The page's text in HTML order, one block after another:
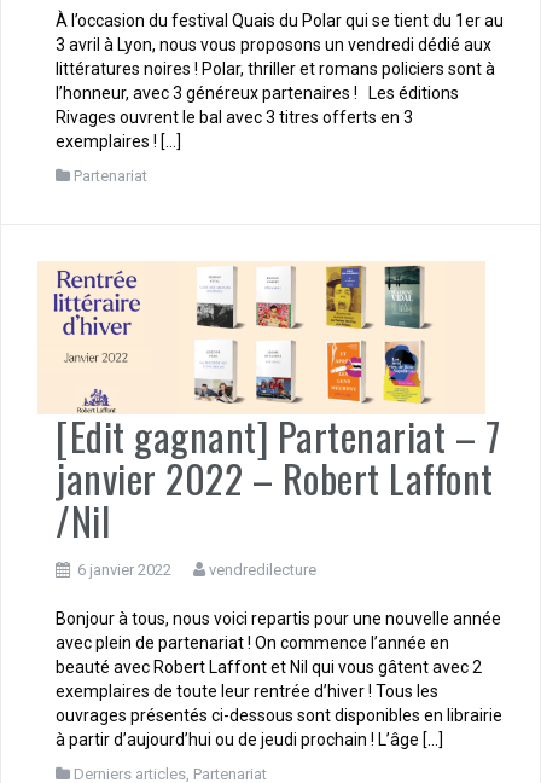
À l’occasion du festival Quais du Polar qui se tient du 1er au
3 avril à Lyon, nous vous proposons un vendredi dédié aux
littératures noires ! Polar, thriller et romans policiers sont à
l’honneur, avec 3 généreux partenaires ! Les éditions
Rivages ouvrent le bal avec 3 titres offerts en 3
exemplaires ! […]
Partenariat
[Edit gagnant] Partenariat – 7
janvier 2022 – Robert Laffont
/Nil
6 janvier 2022 vendredilecture
Bonjour à tous, nous voici repartis pour une nouvelle année
avec plein de partenariat ! On commence l’année en
beauté avec Robert Laffont et Nil qui vous gâtent avec 2
exemplaires de toute leur rentrée d’hiver ! Tous les
ouvrages présentés ci-dessous sont disponibles en librairie
à partir d’aujourd’hui ou de jeudi prochain ! L’âge […]
Derniers articles Partenariat